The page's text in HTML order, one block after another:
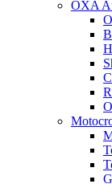
OXA